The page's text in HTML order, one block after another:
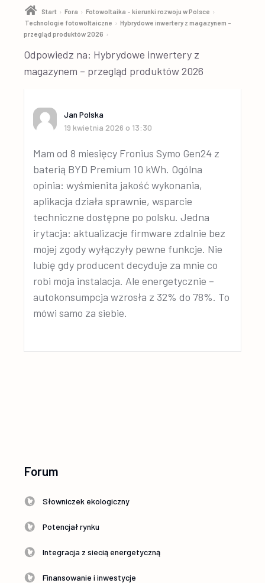
Start › Fora › Fotowoltaika – kierunki rozwoju w Polsce ›
Technologie fotowoltaiczne › Hybrydowe inwertery z magazynem –
przegląd produktów 2026 ›
Odpowiedz na: Hybrydowe inwertery z
magazynem – przegląd produktów 2026
Jan Polska
19 kwietnia 2026 o 13:30
Mam od 8 miesięcy Fronius Symo Gen24 z
baterią BYD Premium 10 kWh. Ogólna
opinia: wyśmienita jakość wykonania,
aplikacja działa sprawnie, wsparcie
techniczne dostępne po polsku. Jedna
irytacja: aktualizacje firmware zdalnie bez
mojej zgody wyłączyły pewne funkcje. Nie
lubię gdy producent decyduje za mnie co
robi moja instalacja. Ale energetycznie –
autokonsumpcja wzrosła z 32% do 78%. To
mówi samo za siebie.
Forum
Słowniczek ekologiczny
Potencjał rynku
Integracja z siecią energetyczną
Finansowanie i inwestycje